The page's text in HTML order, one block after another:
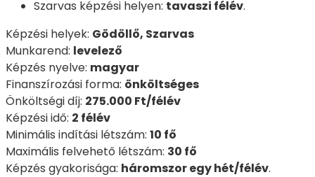
Szarvas képzési helyen: tavaszi félév.
Képzési helyek: Gödöllő, Szarvas
Munkarend: levelező
Képzés nyelve: magyar
Finanszírozási forma: önköltséges
Önköltségi díj: 275.000 Ft/félév
Képzési idő: 2 félév
Minimális indítási létszám: 10 fő
Maximális felvehető létszám: 30 fő
Képzés gyakorisága: háromszor egy hét/félév.